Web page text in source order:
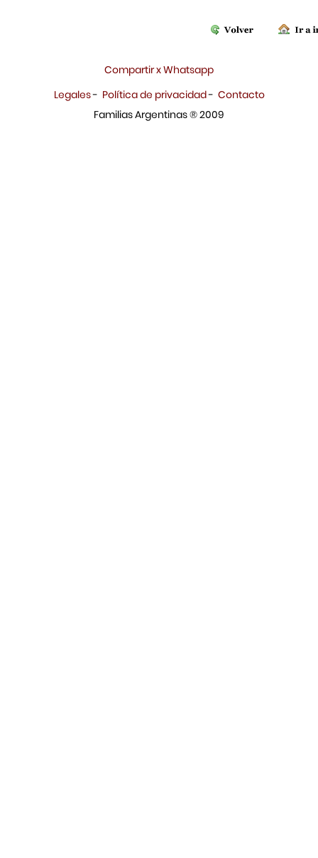
Compartir x Whatsapp
Legales- Política de privacidad- Contacto
Familias Argentinas ® 2009